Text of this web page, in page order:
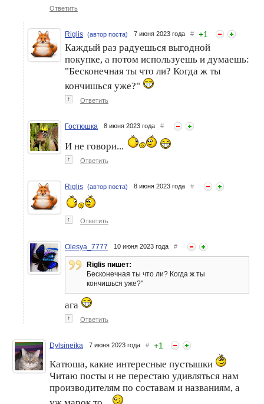
Riglis. Пустые упаковки за
сентябрь 2023 года.
Riglis. Пустые упаковки за
Ответить
Riglis (автор поста) 7 июня 2023 года # +1
Каждый раз радуешься выгодной
покупке, а потом используешь и думаешь:
"Бесконечная ты что ли? Когда ж ты
кончишься уже?"
↑ Ответить
Гостюшка 8 июня 2023 года #
И не говори...
↑ Ответить
Riglis (автор поста) 8 июня 2023 года #
↑ Ответить
Olesya_7777 10 июня 2023 года #
Riglis пишет:
Бесконечная ты что ли? Когда ж ты
кончишься уже?"
ага
↑ Ответить
Dylsineika 7 июня 2023 года # +1
Катюша, какие интересные пустышки
Читаю посты и не перестаю удивляться нам
производителям по составам и названиям, а